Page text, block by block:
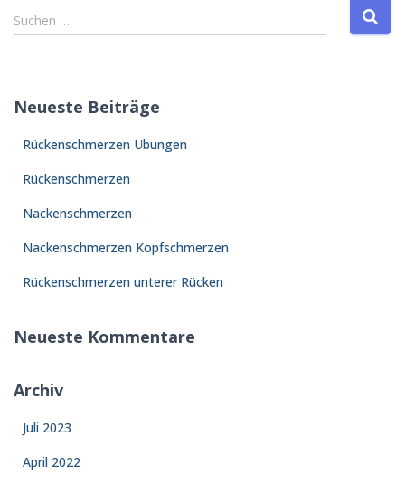
S
u
n
Suchen …
Neueste Beiträge
Rückenschmerzen Übungen
Rückenschmerzen
Nackenschmerzen
Nackenschmerzen Kopfschmerzen
Rückenschmerzen unterer Rücken
Neueste Kommentare
Archiv
Juli 2023
April 2022